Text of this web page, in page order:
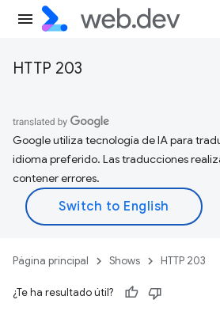
HTTP 203
Google utiliza tecnología de IA para
idioma preferido. Las traducciones
contener errores.
Página principal Shows HTTP 203
¿Te ha resultado útil?